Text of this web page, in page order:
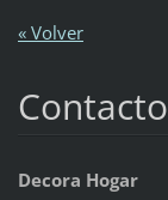
« Volver
Contacto
Decora Hogar